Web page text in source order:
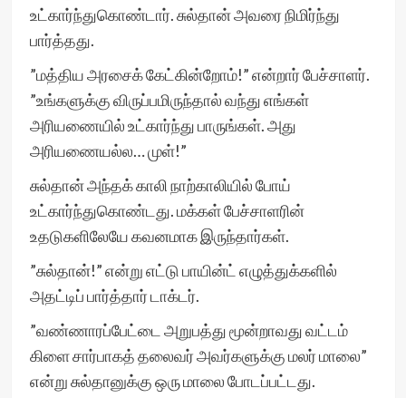
உட்கார்ந்துகொண்டார். சுல்தான் அவரை நிமிர்ந்து
பார்த்தது.
”மத்திய அரசைக் கேட்கின்றோம்!” என்றார் பேச்சாளர்.
”உங்களுக்கு விருப்பமிருந்தால் வந்து எங்கள்
அரியணையில் உட்கார்ந்து பாருங்கள். அது
அரியணையல்ல… முள்!”
சுல்தான் அந்தக் காலி நாற்காலியில் போய்
உட்கார்ந்துகொண்டது. மக்கள் பேச்சாளரின்
உதடுகளிலேயே கவனமாக இருந்தார்கள்.
”சுல்தான்!” என்று எட்டு பாயின்ட் எழுத்துக்களில்
அதட்டிப் பார்த்தார் டாக்டர்.
”வண்ணாரப்பேட்டை அறுபத்து மூன்றாவது வட்டம்
கிளை சார்பாகத் தலைவர் அவர்களுக்கு மலர் மாலை”
என்று சுல்தானுக்கு ஒரு மாலை போடப்பட்டது.